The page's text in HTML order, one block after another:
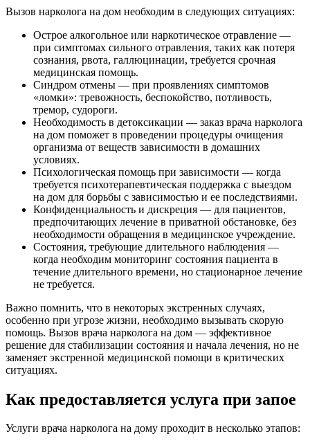
Вызов нарколога на дом необходим в следующих ситуациях:
Острое алкогольное или наркотическое отравление —
при симптомах сильного отравления, таких как потеря
сознания, рвота, галлюцинации, требуется срочная
медицинская помощь.
Синдром отмены — при проявлениях симптомов
«ломки»: тревожность, беспокойство, потливость,
тремор, судороги.
Необходимость в детоксикации — заказ врача нарколога
на дом поможет в проведении процедуры очищения
организма от веществ зависимости в домашних
условиях.
Психологическая помощь при зависимости — когда
требуется психотерапевтическая поддержка с выездом
на дом для борьбы с зависимостью и ее последствиями.
Конфиденциальность и дискреция — для пациентов,
предпочитающих лечение в приватной обстановке, без
необходимости обращения в медицинское учреждение.
Состояния, требующие длительного наблюдения —
когда необходим мониторинг состояния пациента в
течение длительного времени, но стационарное лечение
не требуется.
Важно помнить, что в некоторых экстренных случаях,
особенно при угрозе жизни, необходимо вызывать скорую
помощь. Вызов врача нарколога на дом — эффективное
решение для стабилизации состояния и начала лечения, но не
заменяет экстренной медицинской помощи в критических
ситуациях.
Как предоставляется услуга при запое
Услуги врача нарколога на дому проходит в несколько этапов: